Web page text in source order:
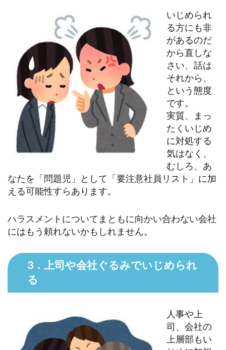
いじめられ
る方にも非
があるのだ
から直しな
さい、話は
それから、
という態度
です。
実質、まっ
たくいじめ
に対処する
気はなく、
むしろ、あ
なたを「問題児」として「要注意社員リスト」に加
える可能性すらあります。
ハラスメントについてまともに向かい合わない会社
にはもう頼れないかもしれません。
3．上司や会社ぐるみでいじめられ
る
人事や上
司、会社の
上層部もい